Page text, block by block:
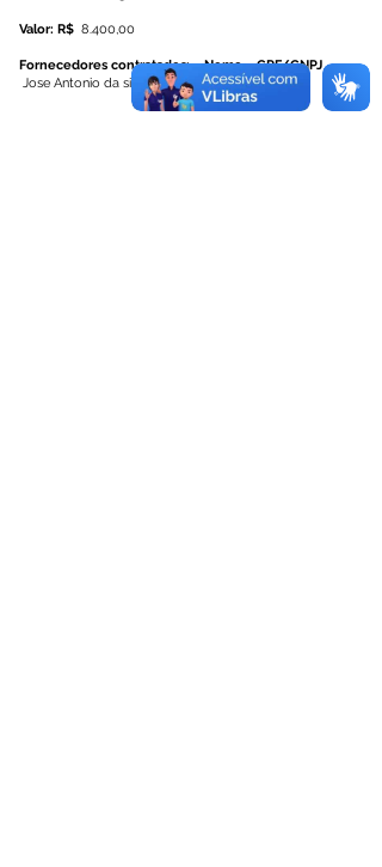
Valor: R$ 8.400,00
Fornecedores contratados: Nome CPF/CNPJ
Jose Antonio da silva177.124.241-87